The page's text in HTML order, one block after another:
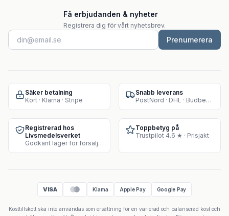
Få erbjudanden & nyheter
Registrera dig för vårt nyhetsbrev.
Prenumerera
Säker betalning
Kort · Klarna · Stripe
Snabb leverans
PostNord · DHL · Budbee · Instabox
Registrerad hos
Livsmedelsverket
Godkänt lager för försäljning av kosttillskott
Toppbetyg på
Trustpilot 4.6 ★ · Prisjakt
VISA Klarna Apple Pay Google Pay
Kosttillskott ska inte användas som ersättning för en varierad och balanserad kost och